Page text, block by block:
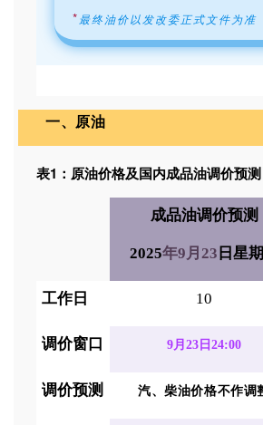
*最终油价以发改委正式文件为准
一、原油
表1： 原油价格及国内成品油调价预测
成品油调价预测
2025年9月23 日 星
工作日 10
调价窗口 9月23日 24:00
调价预测 汽、柴油价格不作调